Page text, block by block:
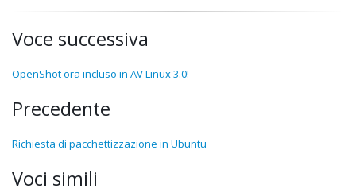
Voce successiva
OpenShot ora incluso in AV Linux 3.0!
Precedente
Richiesta di pacchettizzazione in Ubuntu
Voci simili